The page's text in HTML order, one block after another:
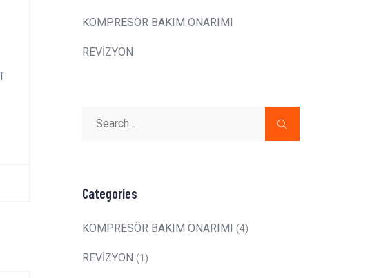
KOMPRESÖR BAKIM ONARIMI
REVİZYON
Categories
KOMPRESÖR BAKIM ONARIMI (4)
REVİZYON (1)